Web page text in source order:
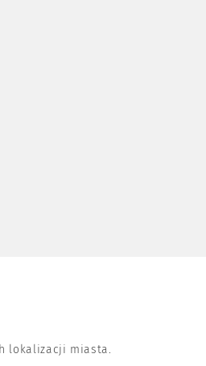
lokalizacji miasta.